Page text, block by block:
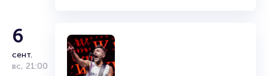
6
сент.
вс, 21:00